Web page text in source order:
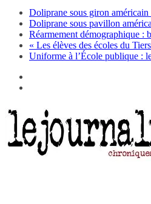
Doliprane sous giron
Doliprane sous pavillon
Réarmement démographique :
« Les élèves des écoles du
Uniforme à l’École publique :